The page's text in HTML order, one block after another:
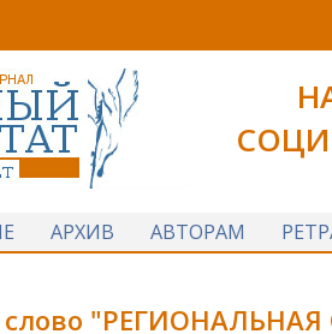
АРХИВ АВТОРАМ